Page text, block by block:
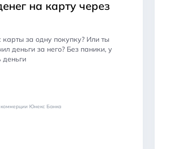
на карту через
за одну покупку? Или ты
деньги за него? Без паники, у
деньги
коммерции Юнекс Банка